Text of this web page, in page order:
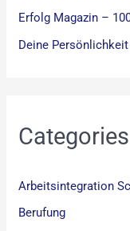
Erfolg Magazin –
Deine
Categories
Arbeitsintegration
Berufung